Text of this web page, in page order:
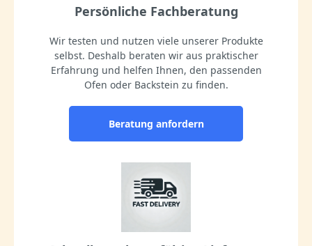
Persönliche Fachberatung
Wir testen und nutzen viele unserer Produkte
selbst. Deshalb beraten wir aus praktischer
Erfahrung und helfen Ihnen, den passenden
Ofen oder Backstein zu finden.
Beratung anfordern